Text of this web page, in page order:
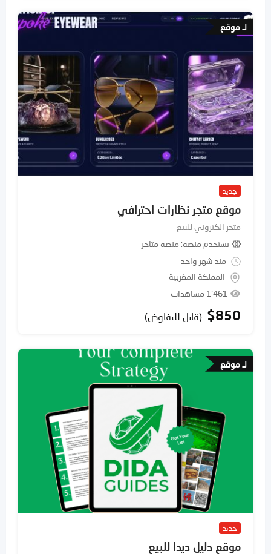
لـ موقع
جديد
موقع متجر نظارات احترافي
متجر الكتروني للبيع
يستخدم منصة منصة متاجر
منذ شهر واحد
المملكة المغربية
1٬461 مشاهدات
$850 (قابل للتفاوض)
لـ موقع
جديد
موقع دليل ديدا للبيع